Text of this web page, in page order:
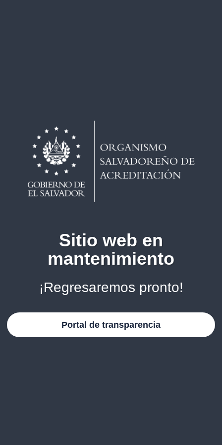
Sitio web en
mantenimiento
¡Regresaremos pronto!
Portal de transparencia